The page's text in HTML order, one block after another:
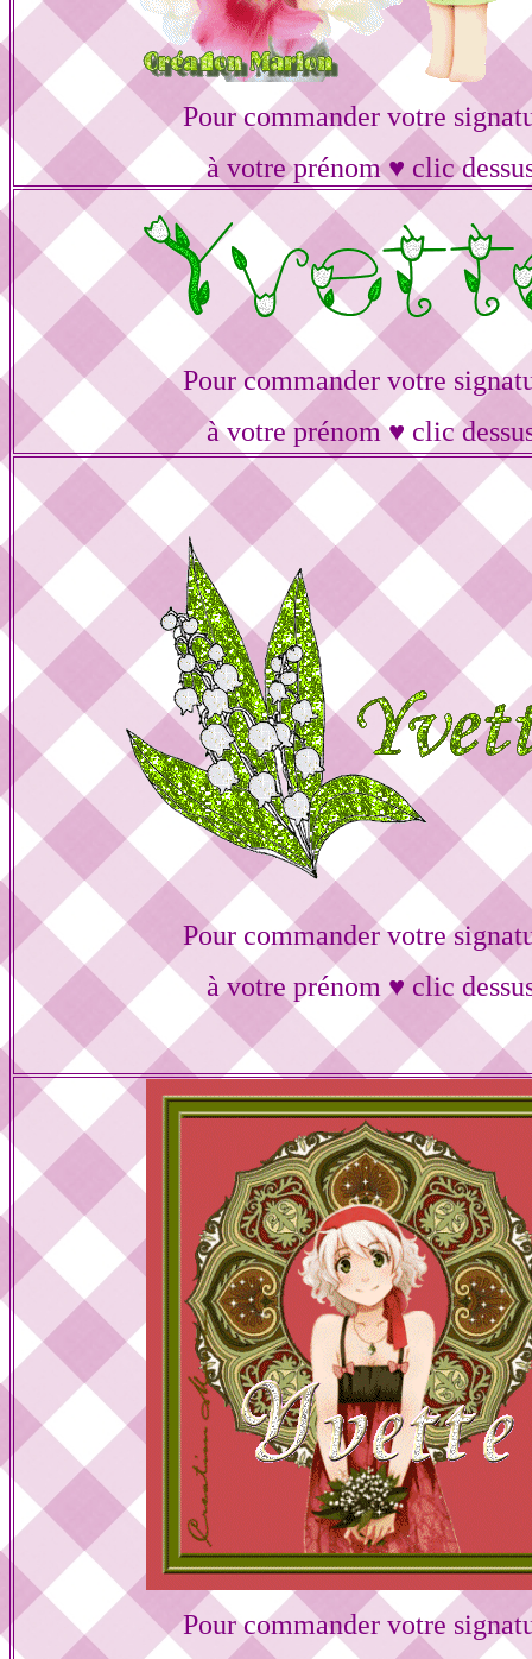
Pour commander votre
à votre prénom ♥ clic
Pour commander votre
à votre prénom ♥ clic
Pour commander votre
à votre prénom ♥ clic
Pour commander votre